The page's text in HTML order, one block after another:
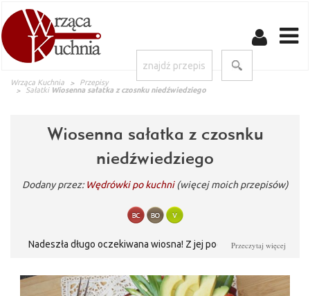
Wrząca Kuchnia
Przepisy
Sałatki Wiosenna sałatka z czosnku niedźwiedziego
Wiosenna sałatka z czosnku
niedźwiedziego
Dodany przez:Wędrówki po kuchni (więcej moich przepisów)
Nadeszła długo oczekiwana wiosna! Z jej początkiem mamy
orzeźwiające i kolorowe. Wiosenna sałatka w stylu fit to
doskonała propozycja na początek wiosny. Jest świeża i lekka, a
Przeczytaj więcej